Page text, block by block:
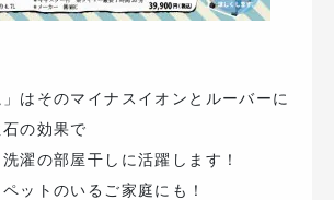
はそのマイナスイオンとルーバーに
の効果で
の部屋干しに活躍します！
トのいるご家庭にも！